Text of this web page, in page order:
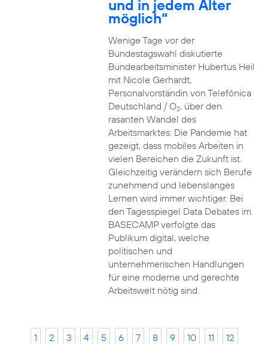
und in jedem Alter
möglich“
Wenige Tage vor der
Bundestagswahl diskutierte
Bundearbeitsminister Hubertus Heil
mit Nicole Gerhardt,
Personalvorständin von Telefónica
Deutschland / O2, über den
rasanten Wandel des
Arbeitsmarktes: Die Pandemie hat
gezeigt, dass mobiles Arbeiten in
vielen Bereichen die Zukunft ist.
Gleichzeitig verändern sich Berufe
zunehmend und lebenslanges
Lernen wird immer wichtiger. Bei
den Tagesspiegel Data Debates im
BASECAMP verfolgte das
Publikum digital, welche
politischen und
unternehmerischen Handlungen
für eine moderne und gerechte
Arbeitswelt nötig sind.
1 2 3 4 5 6 7 8 9 10 11
12